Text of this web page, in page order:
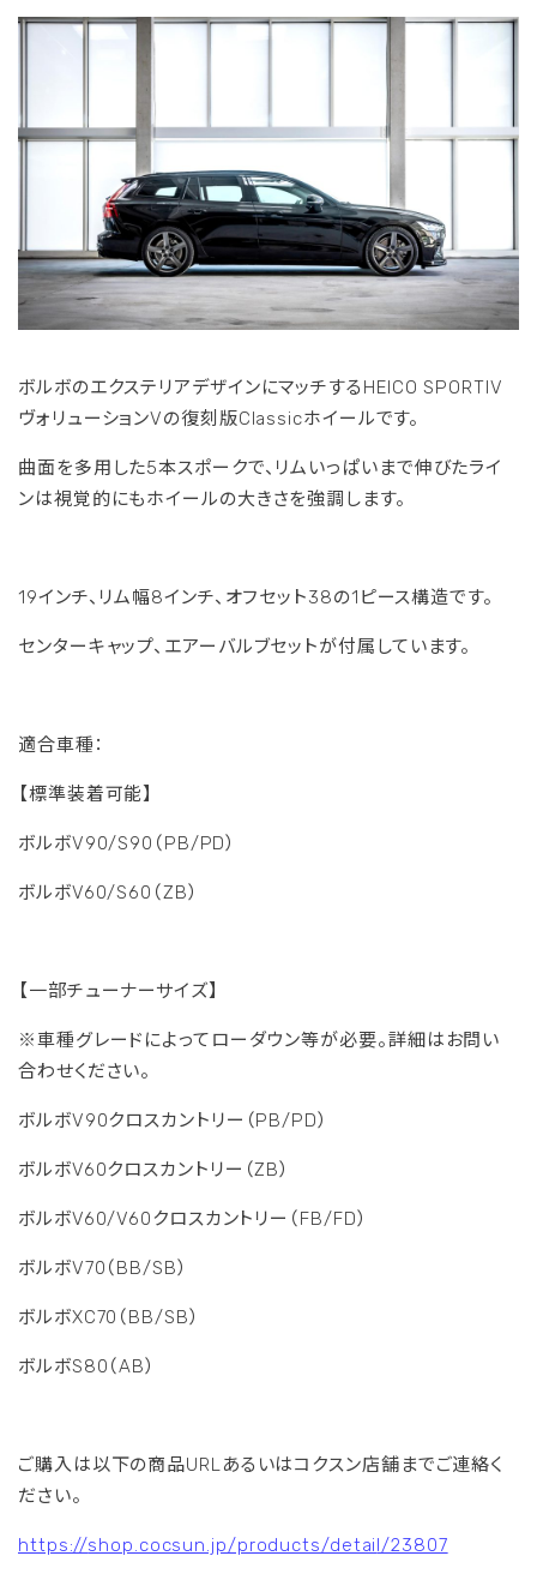
ボルボのエクステリアデザインにマッチするHEICO SPORTIV
ヴォリューションVの復刻版Classicホイールです。
曲面を多用した5本スポークで、リムいっぱいまで伸びたライ
ンは視覚的にもホイールの大きさを強調します。
19インチ、リム幅8インチ、オフセット38の1ピース構造です。
センターキャップ、エアーバルブセットが付属しています。
適合車種：
【標準装着可能】
ボルボV90/S90（PB/PD）
ボルボV60/S60（ZB）
【一部チューナーサイズ】
※車種グレードによってローダウン等が必要。詳細はお問い
合わせください。
ボルボV90クロスカントリー（PB/PD）
ボルボV60クロスカントリー（ZB）
ボルボV60/V60クロスカントリー（FB/FD）
ボルボV70（BB/SB）
ボルボXC70（BB/SB）
ボルボS80（AB）
ご購入は以下の商品URLあるいはコクスン店舗までご連絡く
ださい。
https://shop.cocsun.jp/products/detail/23807